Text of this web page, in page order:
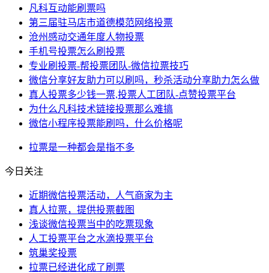
凡科互动能刷票吗
第三届驻马店市道德模范网络投票
沧州感动交通年度人物投票
手机号投票怎么刷投票
专业刷投票-帮投票团队-微信拉票技巧
微信分享好友助力可以刷吗，秒杀活动分享助力怎么做
真人投票多少钱一票,投票人工团队-点赞投票平台
为什么凡科技术链接投票那么难搞
微信小程序投票能刷吗，什么价格呢
拉票是一种都会是指不多
今日关注
近期微信投票活动，人气商家为主
真人拉票，提供投票截图
浅谈微信投票当中的吃票现象
人工投票平台之水滴投票平台
筑巢奖投票
拉票已经进化成了刷票